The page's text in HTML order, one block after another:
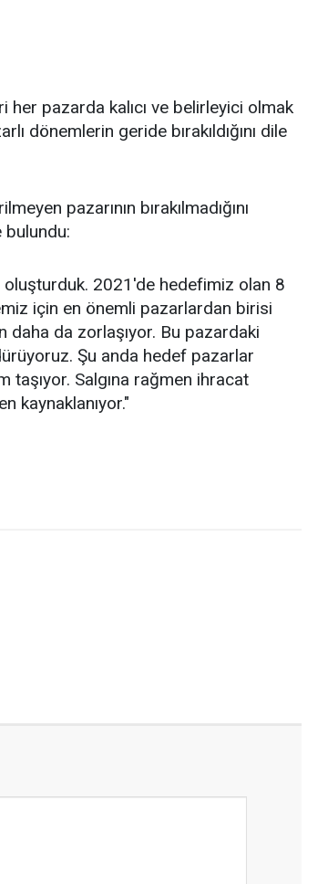
pazarda kalıcı ve belirleyici olmak
dönemlerin geride bırakıldığını dile
pazarının bırakılmadığını
oluşturduk. 2021'de hedefimiz olan 8
için en önemli pazarlardan birisi
daha da zorlaşıyor. Bu pazardaki
Şu anda hedef pazarlar
taşıyor. Salgına rağmen ihracat
kaynaklanıyor."